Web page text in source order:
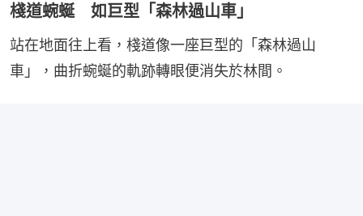
棧道蜿蜒 如巨型「森林過山車」
站在地面往上看，棧道像一座巨型的「森林過山
車」，曲折蜿蜒的軌跡轉眼便消失於林間。